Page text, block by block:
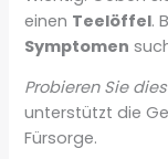
einen Teelöffel.
Symptomen
Probieren Sie
unterstützt die
Fürsorge.